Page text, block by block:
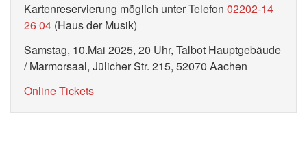
Kartenreservierung möglich unter Telefon 02202-14
26 04 (Haus der Musik)
Samstag, 10.Mai 2025, 20 Uhr, Talbot Hauptgebäude
/ Marmorsaal, Jülicher Str. 215, 52070 Aachen
Online Tickets